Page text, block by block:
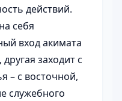
действий.
себя
вход акимата
заходит с
– с восточной,
служебного